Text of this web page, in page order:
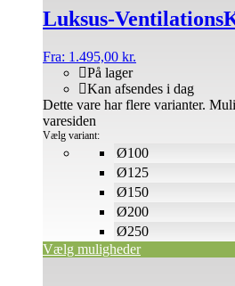
Luksus-
Fra: 1.495,00 kr.
På lager
Kan afsendes i dag
Vælg variant:
Vælg muligheder
Dette vare har flere varianter.
varesiden
Ø100
Ø125
Ø150
Ø200
Ø250